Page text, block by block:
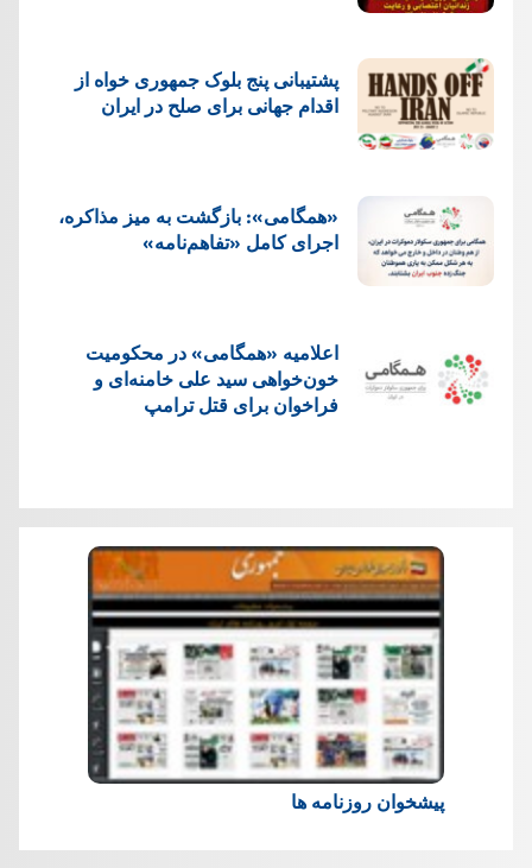
پشتيبانی پنج بلوک جمهوری خواه از
اقدام جهانی برای صلح در ایران
«همگامی»: بازگشت به میز مذاکره،
اجرای کامل «تفاهم‌نامه»
اعلامیه «همگامی» در محکومیت
خون‌خواهی سید علی خامنه‌ای و
فراخوان برای قتل ترامپ
پیشخوان روزنامه ها